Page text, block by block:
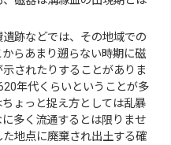
跡などでは、その地域での
らあまり遡らない時期に磁
されたりすることがありま
年代くらいということが多
ょっと捉え方としては乱暴
多く流通するとは限りませ
地点に廃棄され出土する確